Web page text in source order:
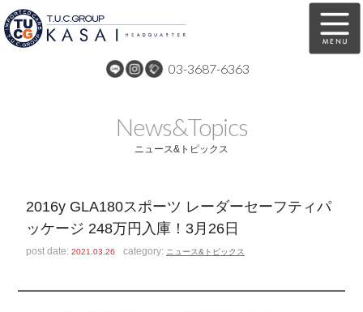
03-3687-6363
全国納車 特別作業
注文販売
News&Topics
ニュース&トピックス
2016y GLA180スポーツ レーダーセーフティパ
ッケージ 248万円入庫！3月26日
post date:2021.03.26 category: ニュース&トピックス